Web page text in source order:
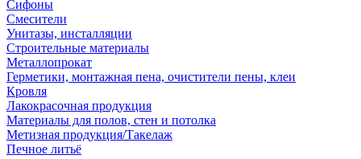
Сифоны
Смесители
Унитазы, инсталляции
Строительные материалы
Металлопрокат
Герметики, монтажная пена, очистители пены, клеи
Кровля
Лакокрасочная продукция
Материалы для полов, стен и потолка
Метизная продукция/Такелаж
Печное литьё